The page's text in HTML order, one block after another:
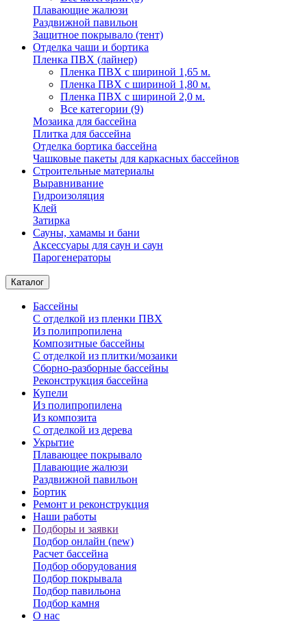
Плавающие жалюзи
Раздвижной павильон
Защитное покрывало (тент)
Отделка чаши и бортика
Пленка ПВХ (лайнер)
Пленка ПВХ с шириной 1,65 м.
Пленка ПВХ с шириной 1,80 м.
Пленка ПВХ с шириной 2,0 м.
Все категории (9)
Мозаика для бассейна
Плитка для бассейна
Отделка бортика бассейна
Чашковые пакеты для каркасных бассейнов
Строительные материалы
Выравнивание
Гидроизоляция
Клей
Затирка
Сауны, хамамы и бани
Аксессуары для саун и саун
Парогенераторы
Каталог
Бассейны
С отделкой из пленки ПВХ
Из полипропилена
Композитные бассейны
С отделкой из плитки/мозаики
Сборно-разборные бассейны
Реконструкция бассейна
Купели
Из полипропилена
Из композита
С отделкой из дерева
Укрытие
Плавающее покрывало
Плавающие жалюзи
Раздвижной павильон
Бортик
Ремонт и реконструкция
Наши работы
Подборы и заявки
Подбор онлайн (new)
Расчет бассейна
Подбор оборудования
Подбор покрывала
Подбор павильона
Подбор камня
О нас